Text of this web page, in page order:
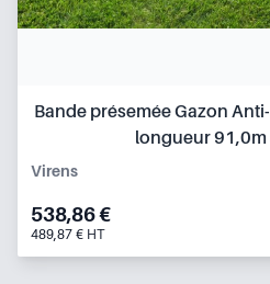
Bande présemée Gazon
longueur 91,0m
Virens
538,86 €
489,87 € HT